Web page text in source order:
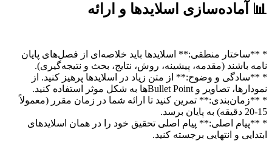
📊 آماده‌سازی اسلایدها و ارائه
* **ساختار منطقی:** اسلایدها باید خلاصه‌ای از فصل‌های پایان
نامه باشند (مقدمه، پیشینه، روش، نتایج، بحث و نتیجه‌گیری).
* **سادگی و وضوح:** از متن زیاد در اسلایدها پرهیز کنید. از
نمودارها، تصاویر و Bullet Pointها به شکل موثر استفاده کنید.
* **زمان‌بندی:** تمرین کنید تا ارائه شما در زمان مقرر (معمولاً
15-20 دقیقه) به پایان برسد.
* **پیام اصلی:** پیام اصلی تحقیق خود را در همان اسلایدهای
ابتدایی و انتهایی برجسته کنید.